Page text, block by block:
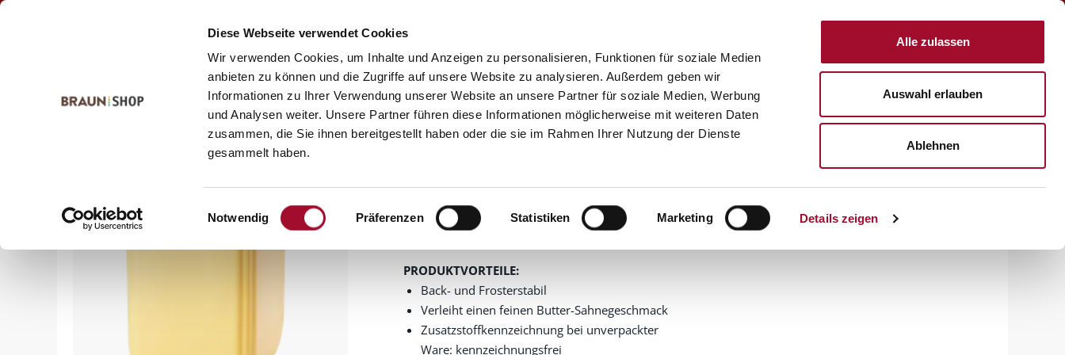
Diese Webseite verwendet Cookies
Wir verwenden Cookies, um Inhalte und Anzeigen zu personalisieren, Funktionen für soziale Medien
anbieten zu können und die Zugriffe auf unsere Website zu analysieren. Außerdem geben wir
Informationen zu Ihrer Verwendung unserer Website an unsere Partner für soziale Medien, Werbung
und Analysen weiter. Unsere Partner führen diese Informationen möglicherweise mit weiteren Daten
zusammen, die Sie ihnen bereitgestellt haben oder die sie im Rahmen Ihrer Nutzung der Dienste
gesammelt haben.
Einwilligungsauswahl
Notwendig Präferenzen Statistiken Marketing Details zeigen
Alle zulassen
Auswahl erlauben
Ablehnen
Zum
Zum
GRUPPE PRODUKTE SERVICE ÜBER UNS KARRIERE
Startseite alle Produkte Bäckerei Aromen Flüssige Aromen Butter-Sahne-Aroma SA
Butter-Sahne-Aroma SA
Backfestes, dickflüssiges Aroma. Zum
Aromatisieren von Teigen und Massen.
PRODUKTVORTEILE:
Back- und Frosterstabil
Verleiht einen feinen Butter-Sahnegeschmack
Zusatzstoffkennzeichnung bei unverpackter
Ware: kennzeichnungsfrei